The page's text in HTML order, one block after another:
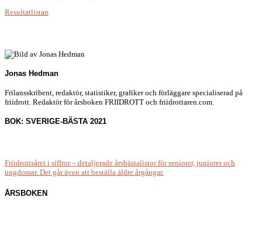
Resultatlistan
Jonas Hedman
Frilansskribent, redaktör, statistiker, grafiker och förläggare specialiserad på
friidrott. Redaktör för årsboken FRIIDROTT och friidrottaren.com.
BOK: SVERIGE-BÄSTA 2021
Friidrottsåret i siffror – detaljerade årsbästalistor för seniorer, juniorer och
ungdomar. Det går även att beställa äldre årgångar.
ÅRSBOKEN